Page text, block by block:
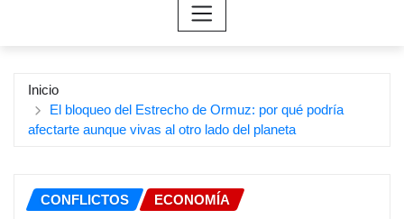
Inicio
El bloqueo del Estrecho de Ormuz: por qué podría
afectarte aunque vivas al otro lado del planeta
CONFLICTOS ECONOMÍA